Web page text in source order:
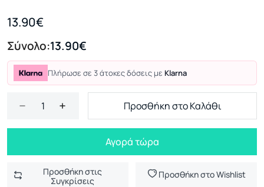
13.90€
Σύνολο:13.90€
Πλήρωσε σε 3 άτοκες δόσεις με Klarna
Προσθήκη στο Καλάθι
Αγορά τώρα
Προσθήκη στις
Συγκρίσεις
Προσθήκη στο Wishlist